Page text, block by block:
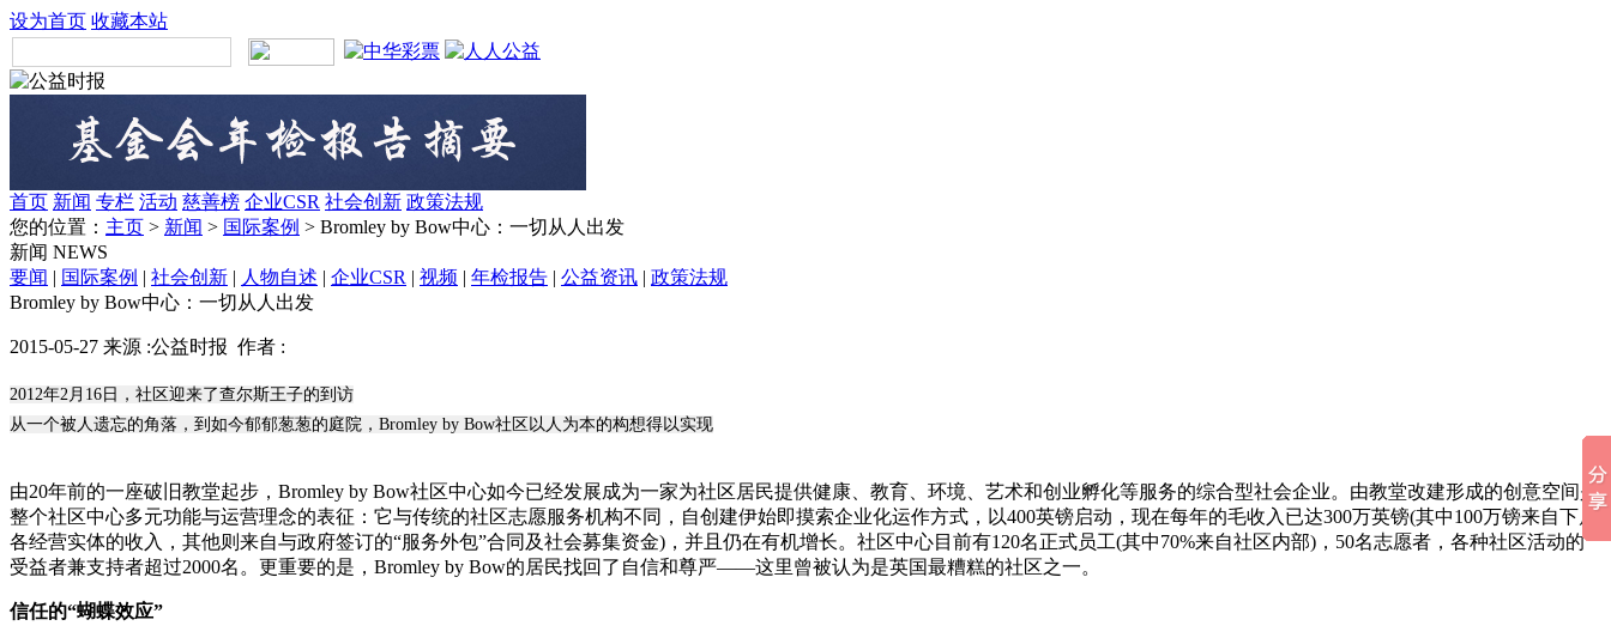
设为首页 收藏本站
首页 新闻 专栏 活动 慈善榜 企业CSR 社会创新 政策法规
您的位置： 主页 > 新闻 > 国际案例 > Bromley by Bow中心：一切从人出发
新闻 NEWS
要闻 | 国际案例 | 社会创新 | 人物自述 | 企业CSR | 视频 | 年检报告 | 公益资讯 | 政策法规
Bromley by Bow中心：一切从人出发
2015-05-27 来源 :公益时报 作者 :
2012年2月16日，社区迎来了查尔斯王子的到访
从一个被人遗忘的角落，到如今郁郁葱葱的庭院，Bromley by Bow社区以人为本的构想得以实现
由20年前的一座破旧教堂起步，Bromley by Bow社区中心如今已经发展成为一家为社区居民提供健康、教育、环境、艺术和创业孵化等服务的综合型社会企业。由教堂改建形成的创意空间是
整个社区中心多元功能与运营理念的表征：它与传统的社区志愿服务机构不同，自创建伊始即摸索企业化运作方式，以400英镑启动，现在每年的毛收入已达300万英镑(其中100万镑来自下属
各经营实体的收入，其他则来自与政府签订的“服务外包”合同及社会募集资金)，并且仍在有机增长。社区中心目前有120名正式员工(其中70%来自社区内部)，50名志愿者，各种社区活动的
受益者兼支持者超过2000名。更重要的是，Bromley by Bow的居民找回了自信和尊严——这里曾被认为是英国最糟糕的社区之一。
信任的“蝴蝶效应”